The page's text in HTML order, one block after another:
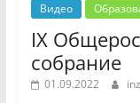
Видео
IX
собрание
01.09.2022